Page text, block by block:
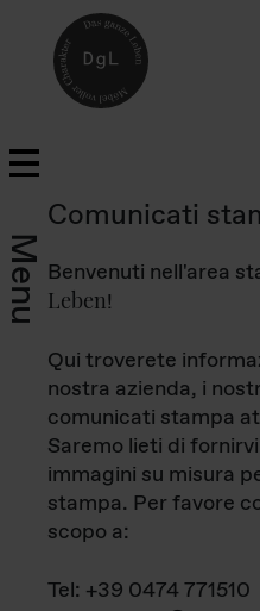
Menu
Comunicati
Benvenuti nell'area
Leben!
Qui troverete
nostra azienda, i
comunicati stampa
Saremo lieti di
immagini su misura
stampa. Per favore
scopo a:
Tel: +39 0474 771510